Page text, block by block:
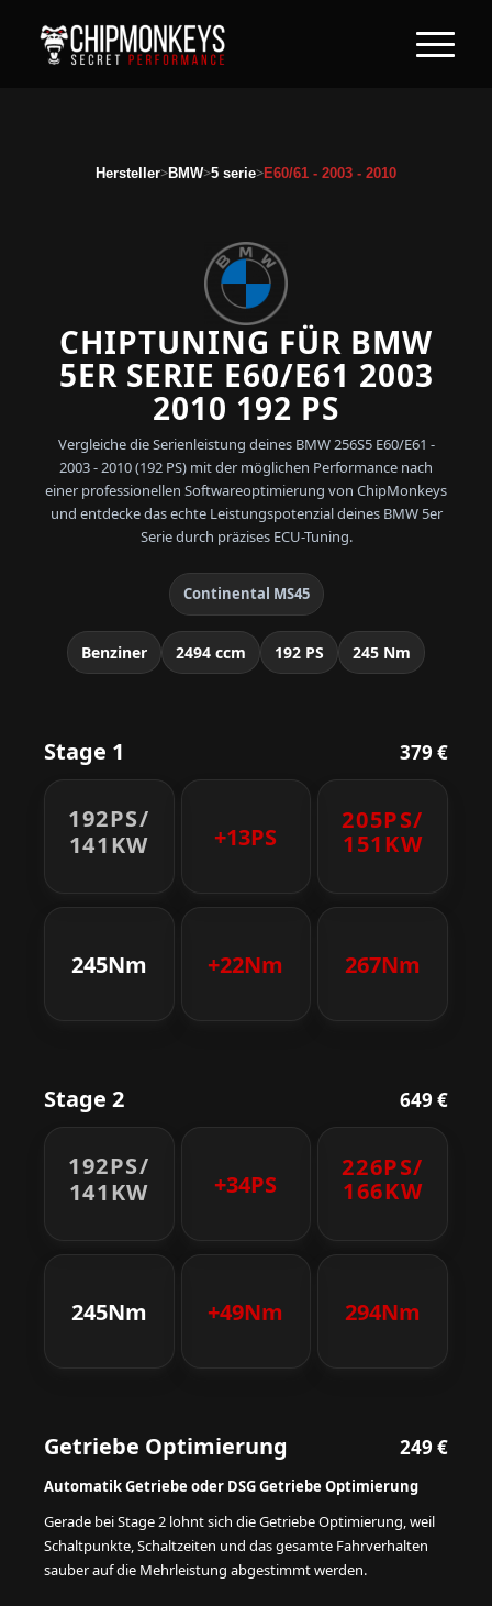
Hersteller>BMW>5 serie>E60/61 - 2003 - 2010
CHIPTUNING FÜR BMW
5ER SERIE E60/E61 2003
2010 192 PS
Vergleiche die Serienleistung deines BMW 256S5 E60/E61 -
2003 - 2010 (192 PS) mit der möglichen Performance nach
einer professionellen Softwareoptimierung von ChipMonkeys
und entdecke das echte Leistungspotenzial deines BMW 5er
Serie durch präzises ECU-Tuning.
Continental MS45
Benziner 2494 ccm 192 PS 245 Nm
Stage 1 379 €
192PS/
141KW
+13PS
205PS/
151KW
245Nm +22Nm 267Nm
Stage 2 649 €
192PS/
141KW
+34PS
226PS/
166KW
245Nm +49Nm 294Nm
Getriebe Optimierung 249 €
Automatik Getriebe oder DSG Getriebe Optimierung
Gerade bei Stage 2 lohnt sich die Getriebe Optimierung, weil
Schaltpunkte, Schaltzeiten und das gesamte Fahrverhalten
sauber auf die Mehrleistung abgestimmt werden.